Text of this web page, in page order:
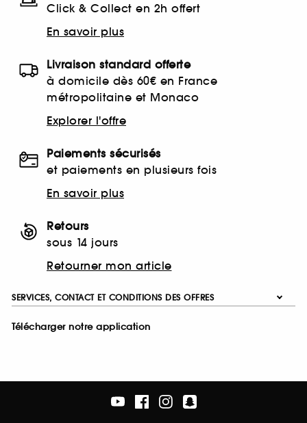
Click & Collect en 2h offert
En savoir plus
Livraison standard offerte
à domicile dès 60€ en France
métropolitaine et Monaco
Explorer l'offre
Paiements sécurisés
et paiements en plusieurs fois
En savoir plus
Retours
sous 14 jours
Retourner mon article
SERVICES, CONTACT ET CONDITIONS DES OFFRES
Télécharger notre application